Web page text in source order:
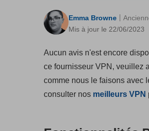
Emma Browne
Mis à jour le 22/06/2023
Aucun avis n'est encore
ce fournisseur VPN, veuillez
comme nous le faisons avec
consulter nos meilleurs VPN